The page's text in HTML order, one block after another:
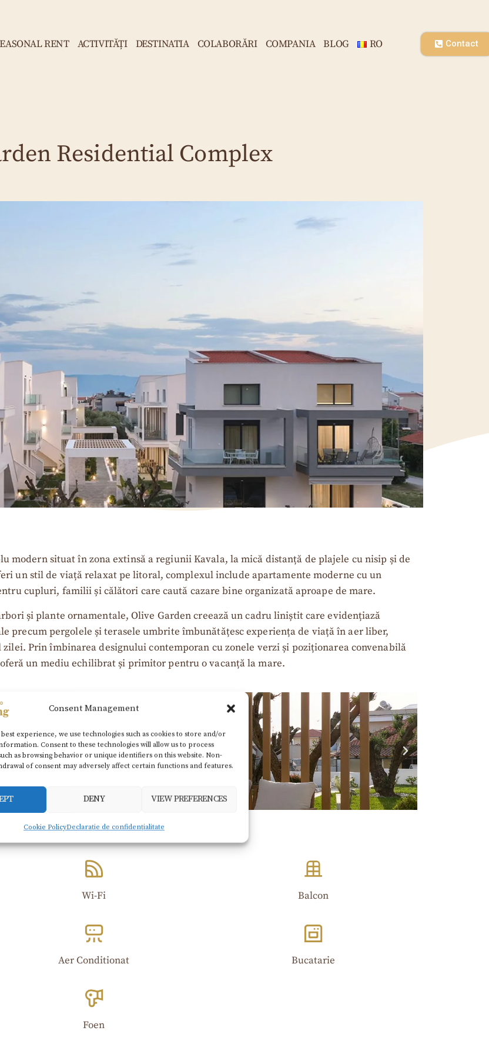
Consent Management
experience, we use technologies such as cookies to store and/or
Consent to these technologies will allow us to process
as browsing behavior or unique identifiers on this website. Non-
of consent may adversely affect certain functions and features.
DENY VIEW PREFERENCES
Cookie PolicyDeclarație de confidențialitate
RENT ACTIVITĂȚI DESTINATIA COLABORĂRI COMPANIA BLOG RO Contact
Residential Complex
modern situat în zona extinsă a regiunii Kavala, la mică distanță de plajele cu nisip și de
un stil de viață relaxat pe litoral, complexul include apartamente moderne cu un
cupluri, familii și călători care caută cazare bine organizată aproape de mare.
și plante ornamentale, Olive Garden creează un cadru liniștit care evidențiază
precum pergolele și terasele umbrite îmbunătățesc experiența de viață în aer liber,
Prin îmbinarea designului contemporan cu zonele verzi și poziționarea convenabilă
un mediu echilibrat și primitor pentru o vacanță la mare.
Wi-Fi​ Balcon
Aer Conditionat Bucatarie
Foen